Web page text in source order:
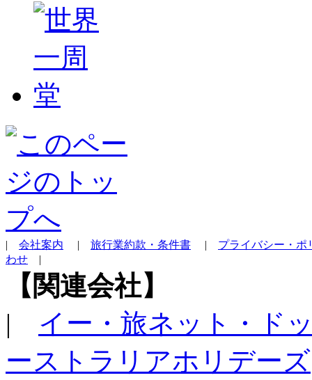
| 会社案内 | 旅行業約款・条件書 | プライバシー・ポ
わせ |
【関連会社】
| イー・旅ネット・ド
ーストラリアホリデーズ